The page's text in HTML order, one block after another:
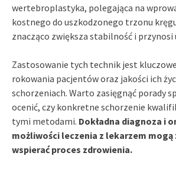
wertebroplastyka, polegająca na
kostnego do uszkodzonego trzonu
znacząco zwiększa stabilność i przynosi
Zastosowanie tych technik jest
rokowania pacjentów oraz jakości ich
schorzeniach. Warto zasięgnąć porady
ocenić, czy konkretne schorzenie
tymi metodami. Dokładna diagnoza i
możliwości leczenia z lekarzem mogą
wspierać proces zdrowienia.